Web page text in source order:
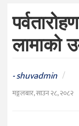
शिक्षा
संघीय
प्रविधि
जीवनशैली
दर्शन
/
लामाको
-shuvadmin /
मङ्गलबार, साउन २८, २०८२